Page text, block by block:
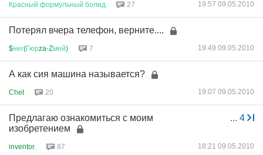
Красный формульный болид 27 19:57 09.05.2010
Потерял вчера телефон, верните....
$нег(Гюрza-Zмей) 7 19:49 09.05.2010
А как сия машина называется?
Chet 20 19:07 09.05.2010
... 4
Предлагаю ознакомиться с моим
изобретением
inventor. 87 18:21 09.05.2010